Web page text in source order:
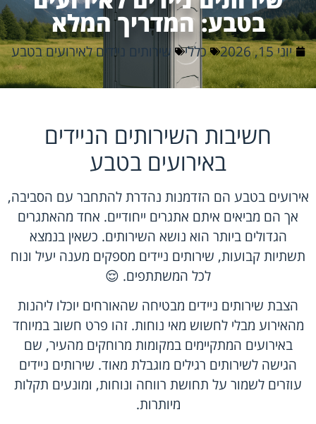
בטבע: המדריך המלא
יוני 15, 2026 כללי שירותים ניידים לאירועים בטבע
חשיבות השירותים הניידים
באירועים בטבע
אירועים בטבע הם הזדמנות נהדרת להתחבר עם הסביבה,
אך הם מביאים איתם אתגרים ייחודיים. אחד מהאתגרים
הגדולים ביותר הוא נושא השירותים. כשאין בנמצא
תשתיות קבועות, שירותים ניידים מספקים מענה יעיל ונוח
לכל המשתתפים. 😌
הצבת שירותים ניידים מבטיחה שהאורחים יוכלו ליהנות
מהאירוע מבלי לחשוש מאי נוחות. זהו פרט חשוב במיוחד
באירועים המתקיימים במקומות מרוחקים מהעיר, שם
הגישה לשירותים רגילים מוגבלת מאוד. שירותים ניידים
עוזרים לשמור על תחושת רווחה ונוחות, ומונעים תקלות
מיותרות.